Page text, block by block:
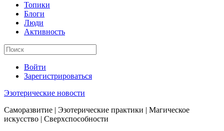
Топики
Блоги
Люди
Активность
Войти
Зарегистрироваться
Эзотерические новости
Саморазвитие | Эзотерические практики | Магическое
искусство | Сверхспособности